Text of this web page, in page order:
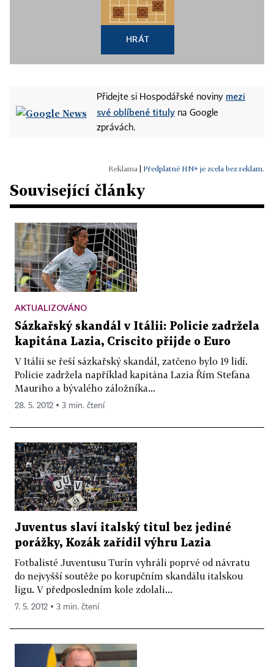
HRÁT
Přidejte si Hospodářské noviny mezi
své oblíbené tituly na Google
zprávách.
Předplatné HN+ je zcela bez reklam.
Související články
AKTUALIZOVÁNO
Sázkařský skandál v Itálii: Policie zadržela
kapitána Lazia, Criscito přijde o Euro
V Itálii se řeší sázkařský skandál, zatčeno bylo 19 lidí.
Policie zadržela například kapitána Lazia Řím Stefana
Mauriho a bývalého záložníka...
28. 5. 2012 ▪ 3 min. čtení
Juventus slaví italský titul bez jediné
porážky, Kozák zařídil výhru Lazia
Fotbalisté Juventusu Turín vyhráli poprvé od návratu
do nejvyšší soutěže po korupčním skandálu italskou
ligu. V předposledním kole zdolali...
7. 5. 2012 ▪ 3 min. čtení